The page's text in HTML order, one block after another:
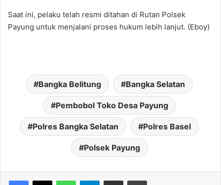
Saat ini, pelaku telah resmi ditahan di Rutan Polsek
Payung untuk menjalani proses hukum lebih lanjut. (Eboy)
Bangka Belitung Bangka Selatan
Pembobol Toko Desa Payung
Polres Bangka Selatan Polres Basel
Polsek Payung
WhatsAppTelegramShare via Email Print